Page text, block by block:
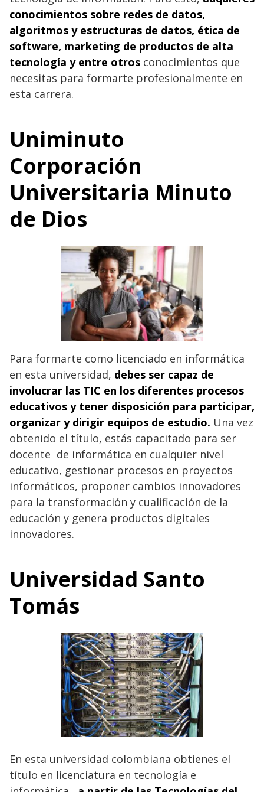
conocimientos sobre redes de datos,
algoritmos y estructuras de datos, ética de
software, marketing de productos de alta
tecnología y entre otros conocimientos que
necesitas para formarte profesionalmente en
esta carrera.
Uniminuto
Corporación
Universitaria Minuto
de Dios
Para formarte como licenciado en informática
en esta universidad, debes ser capaz de
involucrar las TIC en los diferentes procesos
educativos y tener disposición para participar,
organizar y dirigir equipos de estudio. Una vez
obtenido el título, estás capacitado para ser
docente de informática en cualquier nivel
educativo, gestionar procesos en proyectos
informáticos, proponer cambios innovadores
para la transformación y cualificación de la
educación y genera productos digitales
innovadores.
Universidad Santo
Tomás
En esta universidad colombiana obtienes el
título en licenciatura en tecnología e